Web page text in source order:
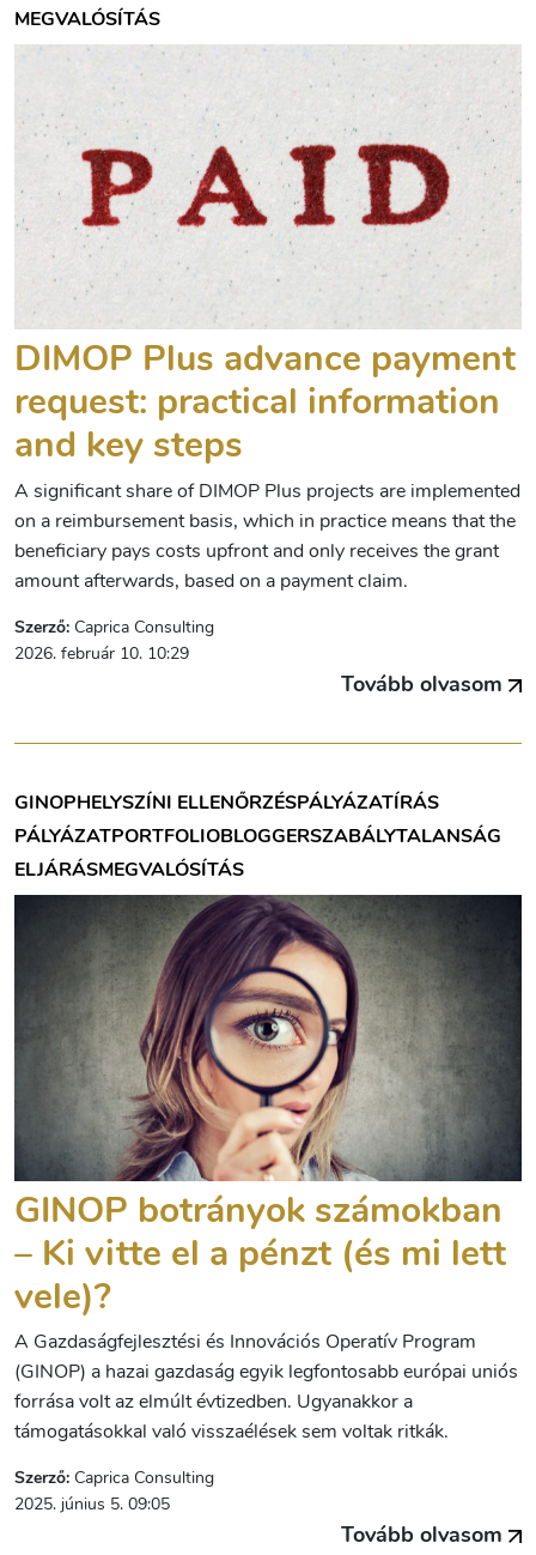
MEGVALÓSÍTÁS
DIMOP Plus advance payment
request: practical information
and key steps
A significant share of DIMOP Plus projects are implemented
on a reimbursement basis, which in practice means that the
beneficiary pays costs upfront and only receives the grant
amount afterwards, based on a payment claim.
Szerző: Caprica Consulting
2026. február 10. 10:29
Tovább olvasom
GINOPHELYSZÍNI ELLENŐRZÉSPÁLYÁZATÍRÁS
PÁLYÁZATPORTFOLIOBLOGGERSZABÁLYTALANSÁG
ELJÁRÁSMEGVALÓSÍTÁS
GINOP botrányok számokban
– Ki vitte el a pénzt (és mi lett
vele)?
A Gazdaságfejlesztési és Innovációs Operatív Program
(GINOP) a hazai gazdaság egyik legfontosabb európai uniós
forrása volt az elmúlt évtizedben. Ugyanakkor a
támogatásokkal való visszaélések sem voltak ritkák.
Szerző: Caprica Consulting
2025. június 5. 09:05
Tovább olvasom